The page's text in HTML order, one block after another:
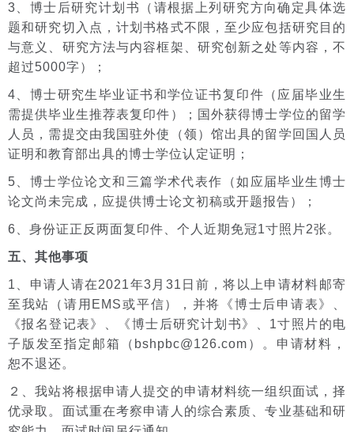
3、博士后研究计划书（请根据上列研究方向确定具体选
题和研究切入点，计划书格式不限，至少应包括研究目的
与意义、研究方法与内容框架、研究创新之处等内容，不
超过5000字）；
4、博士研究生毕业证书和学位证书复印件（应届毕业生
需提供毕业生推荐表复印件）；国外获得博士学位的留学
人员，需提交由我国驻外使（领）馆出具的留学回国人员
证明和教育部出具的博士学位认定证明；
5、博士学位论文和三篇学术代表作（如应届毕业生博士
论文尚未完成，应提供博士论文初稿或开题报告）；
6、身份证正反两面复印件、个人近期免冠1寸照片2张。
五、其他事项
1、申请人请在2021年3月31日前，将以上申请材料邮寄
至我站（请用EMS或平信），并将《博士后申请表》、
《报名登记表》、《博士后研究计划书》、1寸照片的电
子版发至指定邮箱（bshpbc@126.com）。申请材料，
恕不退还。
２、我站将根据申请人提交的申请材料统一组织面试，择
优录取。面试重在考察申请人的综合素质、专业基础和研